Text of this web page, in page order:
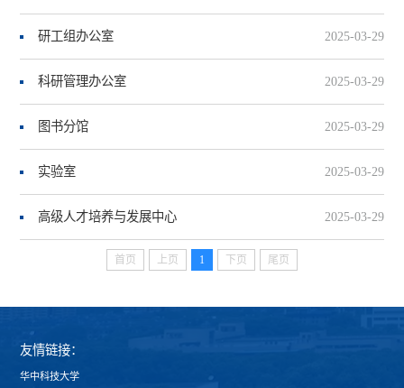
研工组办公室 2025-03-29
科研管理办公室 2025-03-29
图书分馆 2025-03-29
实验室 2025-03-29
高级人才培养与发展中心 2025-03-29
首页 上页 1 下页 尾页
友情链接：
华中科技大学